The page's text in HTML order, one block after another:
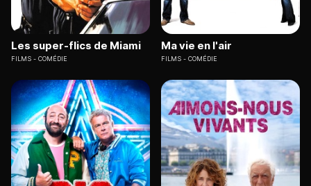
Les super-flics de Miami
FILMS COMÉDIE
Ma vie en l'air
FILMS COMÉDIE